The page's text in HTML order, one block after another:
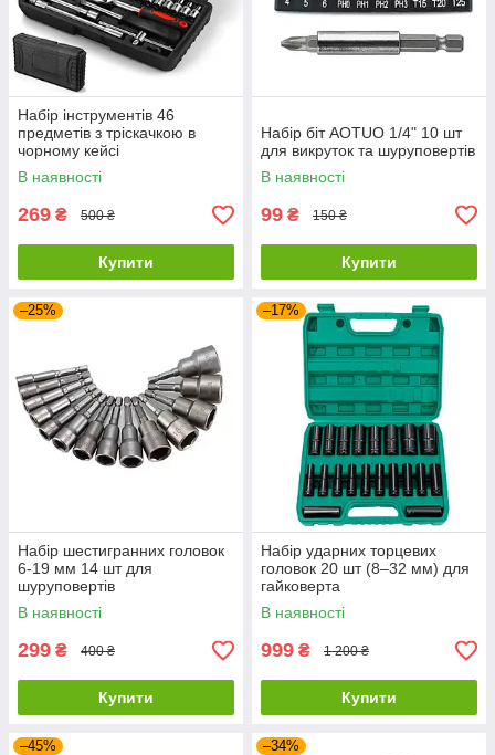
комплектів.
✅Якісні матеріали— міцна сталь, зручні ергономічні
рукоятки.
✅ Функціональність— універсальні рішення для різних
завдань.
✅Довговічність— інструменти, які прослужать вам багато
років.
🔧
Набір інструментів 46
предметів з тріскачкою в
чорному кейсі
В наявності
269 ₴ 500 ₴
Купити
Набір біт AOTUO 1/4" 10 шт
для викруток та шуруповертів
В наявності
99 ₴ 150 ₴
Купити
–25%
Набір шестигранних головок
6-19 мм 14 шт для
шуруповертів
В наявності
299 ₴ 400 ₴
Купити
–17%
Набір ударних торцевих
головок 20 шт (8–32 мм) для
гайковерта
В наявності
999 ₴ 1 200 ₴
Купити
–45% –34%